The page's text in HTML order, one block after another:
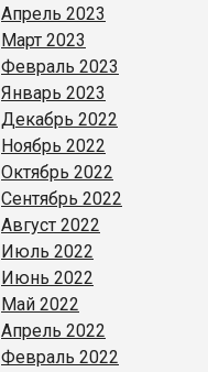
Апрель 2023
Март 2023
Февраль 2023
Январь 2023
Декабрь 2022
Ноябрь 2022
Октябрь 2022
Сентябрь 2022
Август 2022
Июль 2022
Июнь 2022
Май 2022
Апрель 2022
Февраль 2022